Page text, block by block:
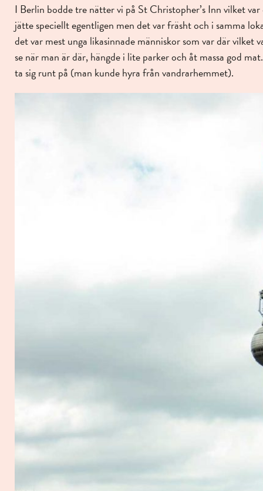
I Berlin bodde tre nätter vi på St Christopher’s Inn vilket
jätte speciellt egentligen men det var fräsht och i samma
det var mest unga likasinnade människor som var där
se när man är där, hängde i lite parker och åt massa god
ta sig runt på (man kunde hyra från vandrarhemmet).